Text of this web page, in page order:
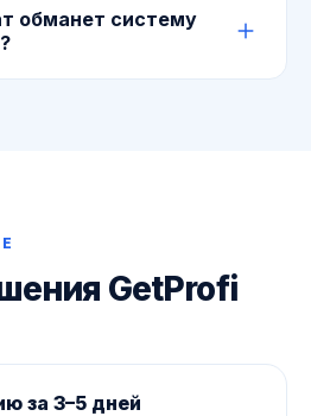
отдела до
обманет систему
GetProfi
за 3–5 дней